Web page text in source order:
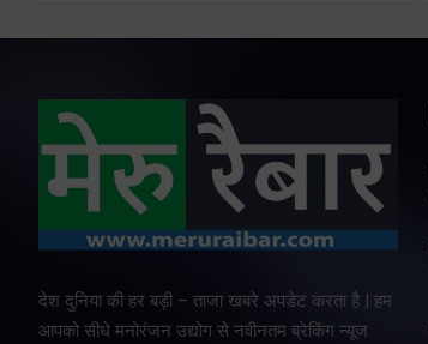
देश दुनिया की हर बड़ी – ताजा खबरे अपडेट करता है | हम
आपको सीधे मनोरंजन उद्योग से नवीनतम ब्रेकिंग न्यूज